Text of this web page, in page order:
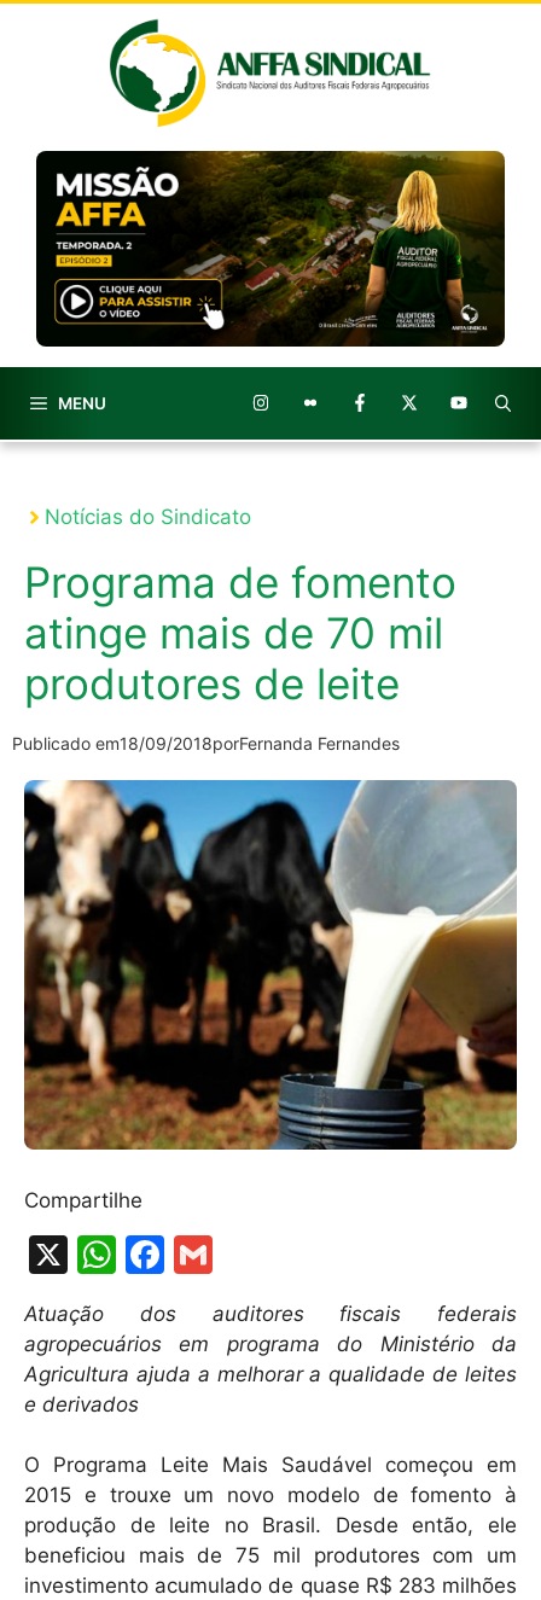
MENU
Notícias do Sindicato
Programa de fomento
atinge mais de 70 mil
produtores de leite
Publicado em18/09/2018porFernanda Fernandes
Compartilhe
X
W
at
s
A
p
p
F
c
e
o
o
k
ai
l
Atuação dos auditores fiscais federais
agropecuários em programa do Ministério da
Agricultura ajuda a melhorar a qualidade de leites
e derivados
O Programa Leite Mais Saudável começou em
2015 e trouxe um novo modelo de fomento à
produção de leite no Brasil. Desde então, ele
beneficiou mais de 75 mil produtores com um
investimento acumulado de quase R$ 283 milhões